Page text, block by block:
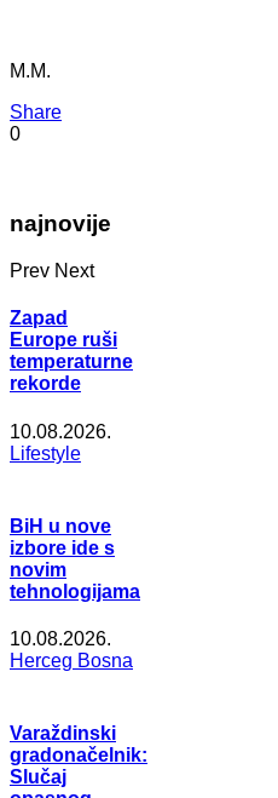
M.M.
Share
0
najnovije
Prev Next
Zapad
Europe ruši
temperaturne
rekorde
10.08.2026.
Lifestyle
BiH u nove
izbore ide s
novim
tehnologijama
10.08.2026.
Herceg Bosna
Varaždinski
gradonačelnik:
Slučaj